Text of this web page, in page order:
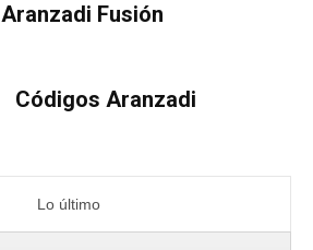
Aranzadi Fusión
Códigos Aranzadi
Lo último